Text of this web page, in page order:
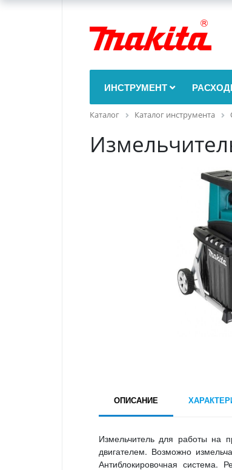
ИНСТРУМЕНТ
Каталог Каталог инструмента
ОПИСАНИЕ
Измельчитель для работы на
двигателем. Возможно
Антиблокировочная система.